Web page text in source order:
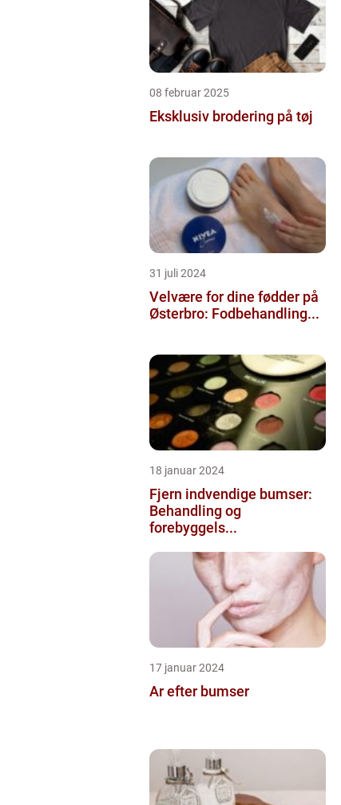
08 februar 2025
Eksklusiv brodering på tøj
31 juli 2024
Velvære for dine fødder på
Østerbro: Fodbehandling...
18 januar 2024
Fjern indvendige bumser:
Behandling og
forebyggels...
17 januar 2024
Ar efter bumser